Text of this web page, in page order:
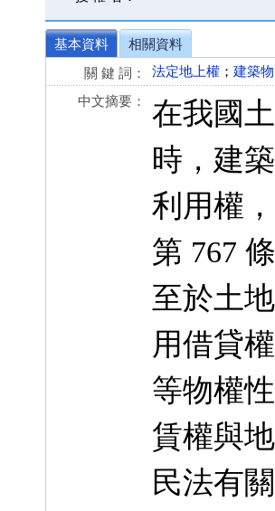
基本資料
相關資料
關 鍵 詞：
法定地上權 ； 建築物
中文摘要：
在我國
時，建
利用權
第 767
至於土
用借貸
等物權
賃權與
民法有